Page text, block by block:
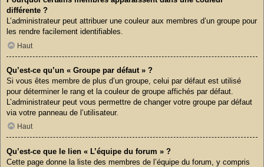
différente ?
L’administrateur peut attribuer une couleur aux membres d’un groupe pour
les rendre facilement identifiables.
Haut
Qu’est-ce qu’un « Groupe par défaut » ?
Si vous êtes membre de plus d’un groupe, celui par défaut est utilisé
pour déterminer le rang et la couleur de groupe affichés par défaut.
L’administrateur peut vous permettre de changer votre groupe par défaut
via votre panneau de l’utilisateur.
Haut
Qu’est-ce que le lien « L’équipe du forum » ?
Cette page donne la liste des membres de l’équipe du forum, y compris